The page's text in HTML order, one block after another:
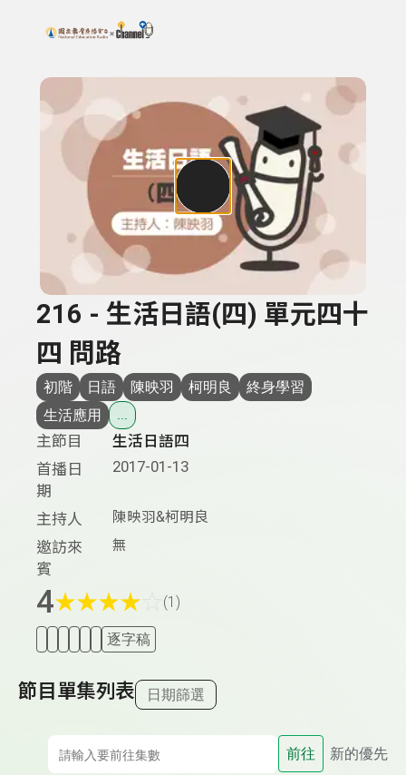
上方功能區塊
搜尋關鍵字：可輸入節目名稱、主持人或關鍵字
216 - 生活日語(四) 單元四十
四 問路
初階 日語 陳映羽 柯明良
終身學習
生活應用
...
主節目
生活日語四
首播日
期
2017-01-13
主持人 陳映羽&柯明良
邀訪來
賓
無
4★★★★ (1)
逐字稿
節目單集列表 日期篩選
前往 新的優先